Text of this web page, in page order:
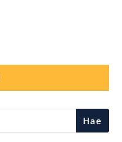
Hae